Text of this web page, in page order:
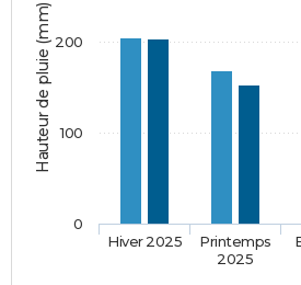
Hauteur de pluie (mm)
Hiver 2025
Printemps
2025
0
100
200